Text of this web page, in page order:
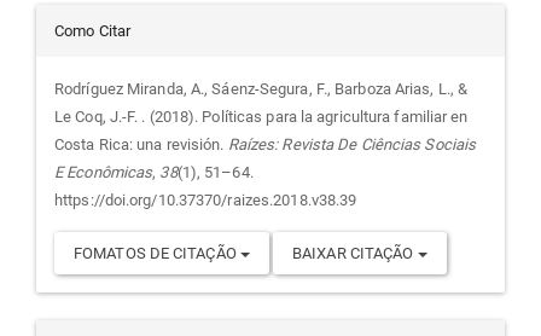
Detalhes
do
artigo
Como Citar
Rodríguez Miranda, A., Sáenz-Segura, F., Barboza Arias, L., &
Le Coq, J.-F. . (2018). Políticas para la agricultura familiar en
Costa Rica: una revisión. Raízes: Revista De Ciências Sociais
E Econômicas, 38(1), 51–64.
https://doi.org/10.37370/raizes.2018.v38.39
FOMATOS DE CITAÇÃO BAIXAR CITAÇÃO